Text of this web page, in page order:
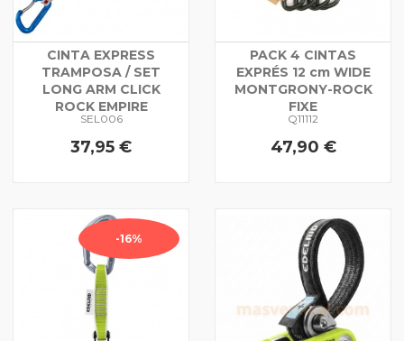
CINTA EXPRESS
TRAMPOSA / SET
LONG ARM CLICK
ROCK EMPIRE
SEL006
37,95 €
PACK 4 CINTAS
EXPRÉS 12 cm WIDE
MONTGRONY-ROCK
FIXE
Q11112
47,90 €
-16%